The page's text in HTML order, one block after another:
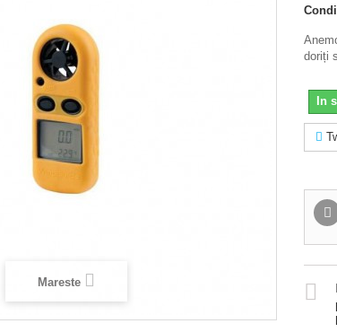
Mareste
doriți
In